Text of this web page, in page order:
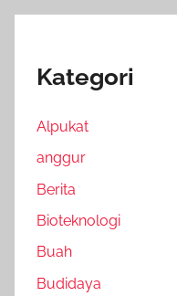
Kategori
Alpukat
anggur
Berita
Bioteknologi
Buah
Budidaya